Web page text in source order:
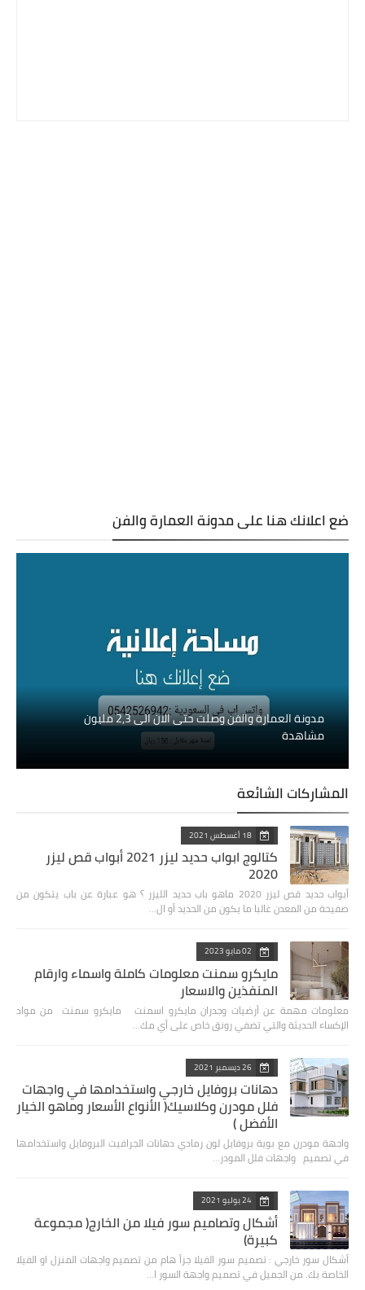
ضع اعلانك هنا على مدونة العمارة والفن
مدونة العمارة والفن وصلت حتى الان الى 2,3 مليون
مشاهدة
المشاركات الشائعة
18 أغسطس 2021
كتالوج ابواب حديد ليزر 2021 أبواب قص ليزر
2020
أبواب حديد قص ليزر 2020 ‏ماهو باب حديد الليزر ؟ هو عبارة عن باب يتكون من
صفيحة من المعدن غالبا ما يكون من الحديد أو ال…
02 مايو 2023
مايكرو سمنت معلومات كاملة واسماء وارقام
المنفذين والاسعار
معلومات مهمة عن أرضيات وجدران مايكرو اسمنت مايكرو سمنت من مواد
الإكساء الحديثة والتي تضفي رونق خاص على أي مك…
26 ديسمبر 2021
دهانات بروفايل خارجي واستخدامها في واجهات
فلل مودرن وكلاسيك( الأنواع الأسعار وماهو الخيار
الأفضل )
واجهة مودرن مع بوية بروفايل لون رمادي دهانات الجرافيت البروفايل واستخدامها
في تصميم واجهات فلل المودر…
24 يوليو 2021
أشكال وتصاميم سور فيلا من الخارج( مجموعة
كبيرة)
أشكال سور خارجي : تصميم سور الفيلا جزأ هام من تصميم واجهات المنزل او الفيلا
الخاصة بك. من الجميل في تصميم واجهة السور ا…